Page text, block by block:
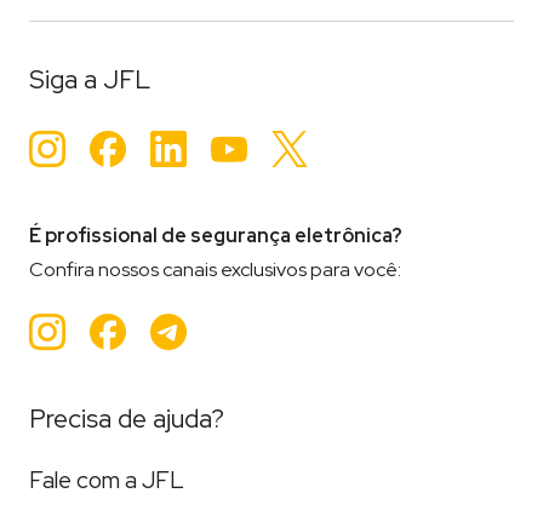
Siga a JFL
Instagram
Facebook
LinkedInYouTube
É profissional de segurança eletrônica?
Confira nossos canais exclusivos para você:
Instagram
Facebook
Teleram
Precisa de ajuda?
Fale com a JFL